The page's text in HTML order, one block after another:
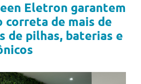
Eletron garantem
correta de mais de
de pilhas, baterias e